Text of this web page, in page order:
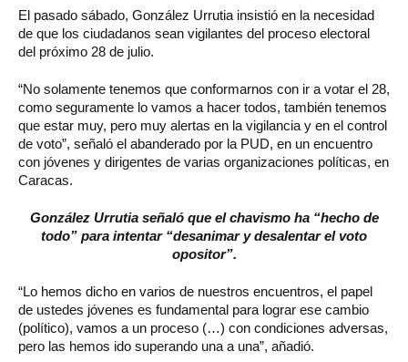
El pasado sábado, González Urrutia insistió en la necesidad
de que los ciudadanos sean vigilantes del proceso electoral
del próximo 28 de julio.
“No solamente tenemos que conformarnos con ir a votar el 28,
como seguramente lo vamos a hacer todos, también tenemos
que estar muy, pero muy alertas en la vigilancia y en el control
de voto”, señaló el abanderado por la PUD, en un encuentro
con jóvenes y dirigentes de varias organizaciones políticas, en
Caracas.
González Urrutia señaló que el chavismo ha “hecho de
todo” para intentar “desanimar y desalentar el voto
opositor”.
“Lo hemos dicho en varios de nuestros encuentros, el papel
de ustedes jóvenes es fundamental para lograr ese cambio
(político), vamos a un proceso (…) con condiciones adversas,
pero las hemos ido superando una a una”, añadió.